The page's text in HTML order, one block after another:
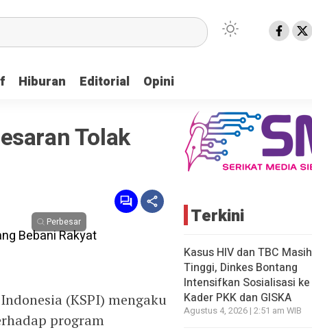
Hiburan Editorial Opini
Hiburan Editorial Opini
Tolak
Perbesar
(KSPI) mengaku
program
Terkini
Kasus HIV dan TBC Masih
Tinggi, Dinkes Bontang
Intensifkan Sosialisasi ke
Kader PKK dan GISKA
Agustus 4, 2026 | 2:51 am WIB